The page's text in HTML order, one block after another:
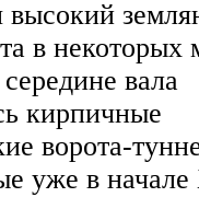
высокий
в
вала
кирпичные
ворота-
уже в